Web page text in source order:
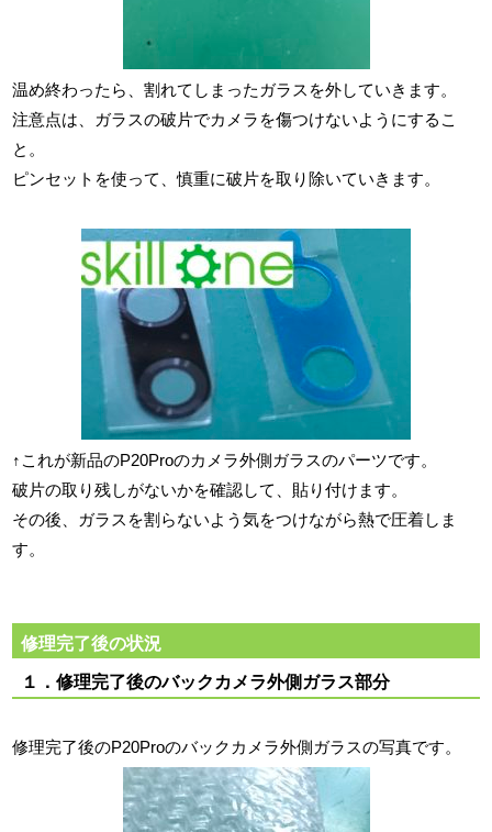
温め終わったら、割れてしまったガラスを外していきます。
注意点は、ガラスの破片でカメラを傷つけないようにするこ
と。
ピンセットを使って、慎重に破片を取り除いていきます。
↑これが新品のP20Proのカメラ外側ガラスのパーツです。
破片の取り残しがないかを確認して、貼り付けます。
その後、ガラスを割らないよう気をつけながら熱で圧着しま
す。
修理完了後の状況
１．修理完了後のバックカメラ外側ガラス部分
修理完了後のP20Proのバックカメラ外側ガラスの写真です。